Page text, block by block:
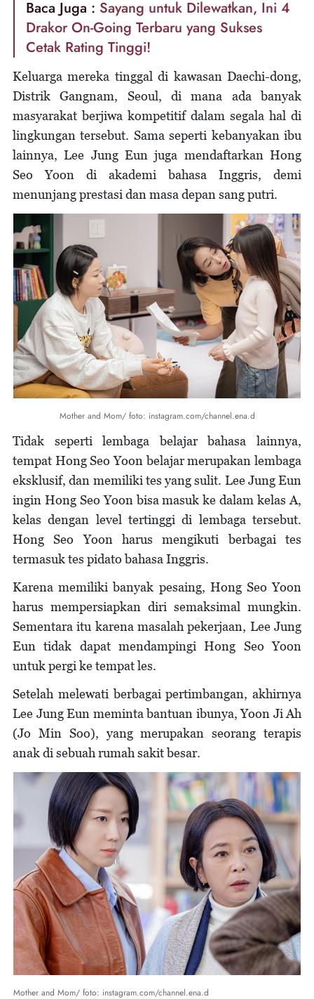
Baca Juga : Sayang untuk Dilewatkan, Ini 4
Drakor On-Going Terbaru yang Sukses
Cetak Rating Tinggi!
Keluarga mereka tinggal di kawasan Daechi-dong,
Distrik Gangnam, Seoul, di mana ada banyak
masyarakat berjiwa kompetitif dalam segala hal di
lingkungan tersebut. Sama seperti kebanyakan ibu
lainnya, Lee Jung Eun juga mendaftarkan Hong
Seo Yoon di akademi bahasa Inggris, demi
menunjang prestasi dan masa depan sang putri.
Mother and Mom/ foto: instagram.com/channel.ena.d
Tidak seperti lembaga belajar bahasa lainnya,
tempat Hong Seo Yoon belajar merupakan lembaga
eksklusif, dan memiliki tes yang sulit. Lee Jung Eun
ingin Hong Seo Yoon bisa masuk ke dalam kelas A,
kelas dengan level tertinggi di lembaga tersebut.
Hong Seo Yoon harus mengikuti berbagai tes
termasuk tes pidato bahasa Inggris.
Karena memiliki banyak pesaing, Hong Seo Yoon
harus mempersiapkan diri semaksimal mungkin.
Sementara itu karena masalah pekerjaan, Lee Jung
Eun tidak dapat mendampingi Hong Seo Yoon
untuk pergi ke tempat les.
Setelah melewati berbagai pertimbangan, akhirnya
Lee Jung Eun meminta bantuan ibunya, Yoon Ji Ah
(Jo Min Soo), yang merupakan seorang terapis
anak di sebuah rumah sakit besar.
Mother and Mom/ foto: instagram.com/channel.ena.d